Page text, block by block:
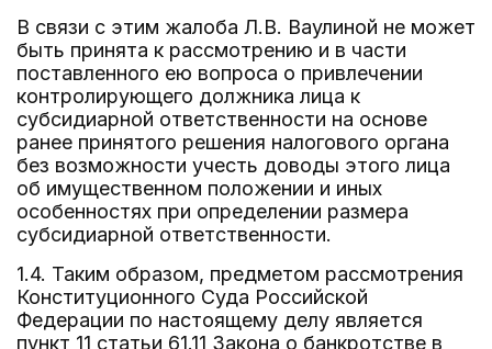
В связи с этим жалоба Л.В. Ваулиной не может
быть принята к рассмотрению и в части
поставленного ею вопроса о привлечении
контролирующего должника лица к
субсидиарной ответственности на основе
ранее принятого решения налогового органа
без возможности учесть доводы этого лица
об имущественном положении и иных
особенностях при определении размера
субсидиарной ответственности.
1.4. Таким образом, предметом рассмотрения
Конституционного Суда Российской
Федерации по настоящему делу является
пункт 11 статьи 61.11 Закона о банкротстве в